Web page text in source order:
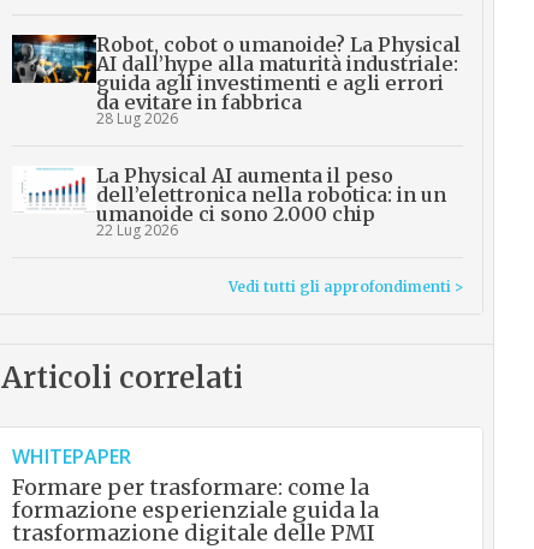
Robot, cobot o umanoide? La Physical
AI dall’hype alla maturità industriale:
guida agli investimenti e agli errori
da evitare in fabbrica
28 Lug 2026
La Physical AI aumenta il peso
dell’elettronica nella robotica: in un
umanoide ci sono 2.000 chip
22 Lug 2026
Vedi tutti gli approfondimenti >
Articoli correlati
WHITEPAPER
Formare per trasformare: come la
formazione esperienziale guida la
trasformazione digitale delle PMI